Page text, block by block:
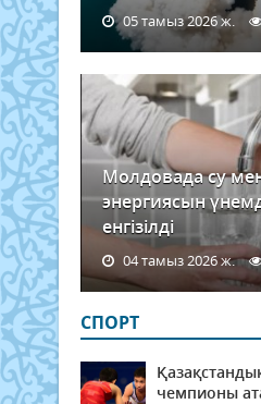
05 тамыз 2026 ж.
Молдовада су
энергиясын
енгізілді
04 тамыз 2026 ж.
СПОРТ
чемпионы